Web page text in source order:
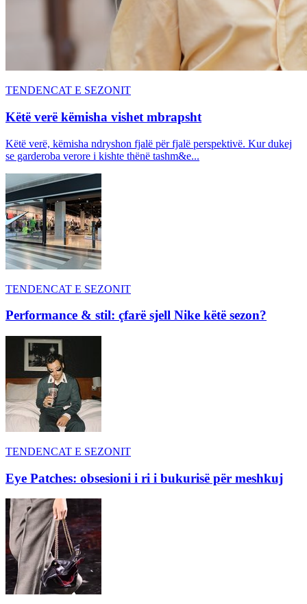
TENDENCAT E SEZONIT
Këtë verë këmisha vishet mbrapsht
Këtë verë, këmisha ndryshon fjalë për fjalë perspektivë. Kur dukej
se garderoba verore i kishte thënë tashm&e...
TENDENCAT E SEZONIT
Performance & stil: çfarë sjell Nike këtë sezon?
TENDENCAT E SEZONIT
Eye Patches: obsesioni i ri i bukurisë për meshkuj